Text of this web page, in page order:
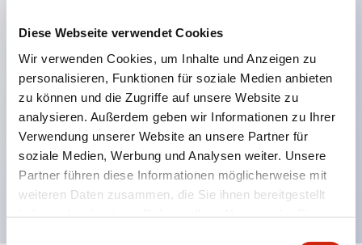
Diese Webseite verwendet Cookies
Wir verwenden Cookies, um Inhalte und Anzeigen zu
personalisieren, Funktionen für soziale Medien anbieten
zu können und die Zugriffe auf unsere Website zu
analysieren. Außerdem geben wir Informationen zu Ihrer
Verwendung unserer Website an unsere Partner für
soziale Medien, Werbung und Analysen weiter. Unsere
Partner führen diese Informationen möglicherweise mit
weiteren Daten zusammen, die Sie ihnen bereitgestellt
haben oder die sie im Rahmen Ihrer Nutzung der Dienste
LED-Lampenkörper
Schutzarten IP40 und IP65 vollständig verfügbar
(IEC 60529)
UL- und CSA-zertifiziert. Entspricht EN (Europa)
Normen. CCC-zertifiziert (außer Anzeigeleuchten).
Mit speziellem Zubehör leicht auf Φ22 Flash-
Silhouette umstellbar